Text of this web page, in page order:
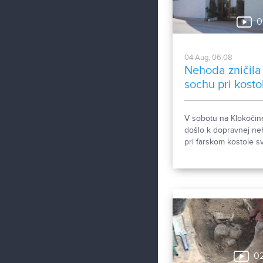
04.Aug, 06:08
Nehoda zničila
sochu pri
V sobotu na
došlo k dopravnej
pri farskom kostole